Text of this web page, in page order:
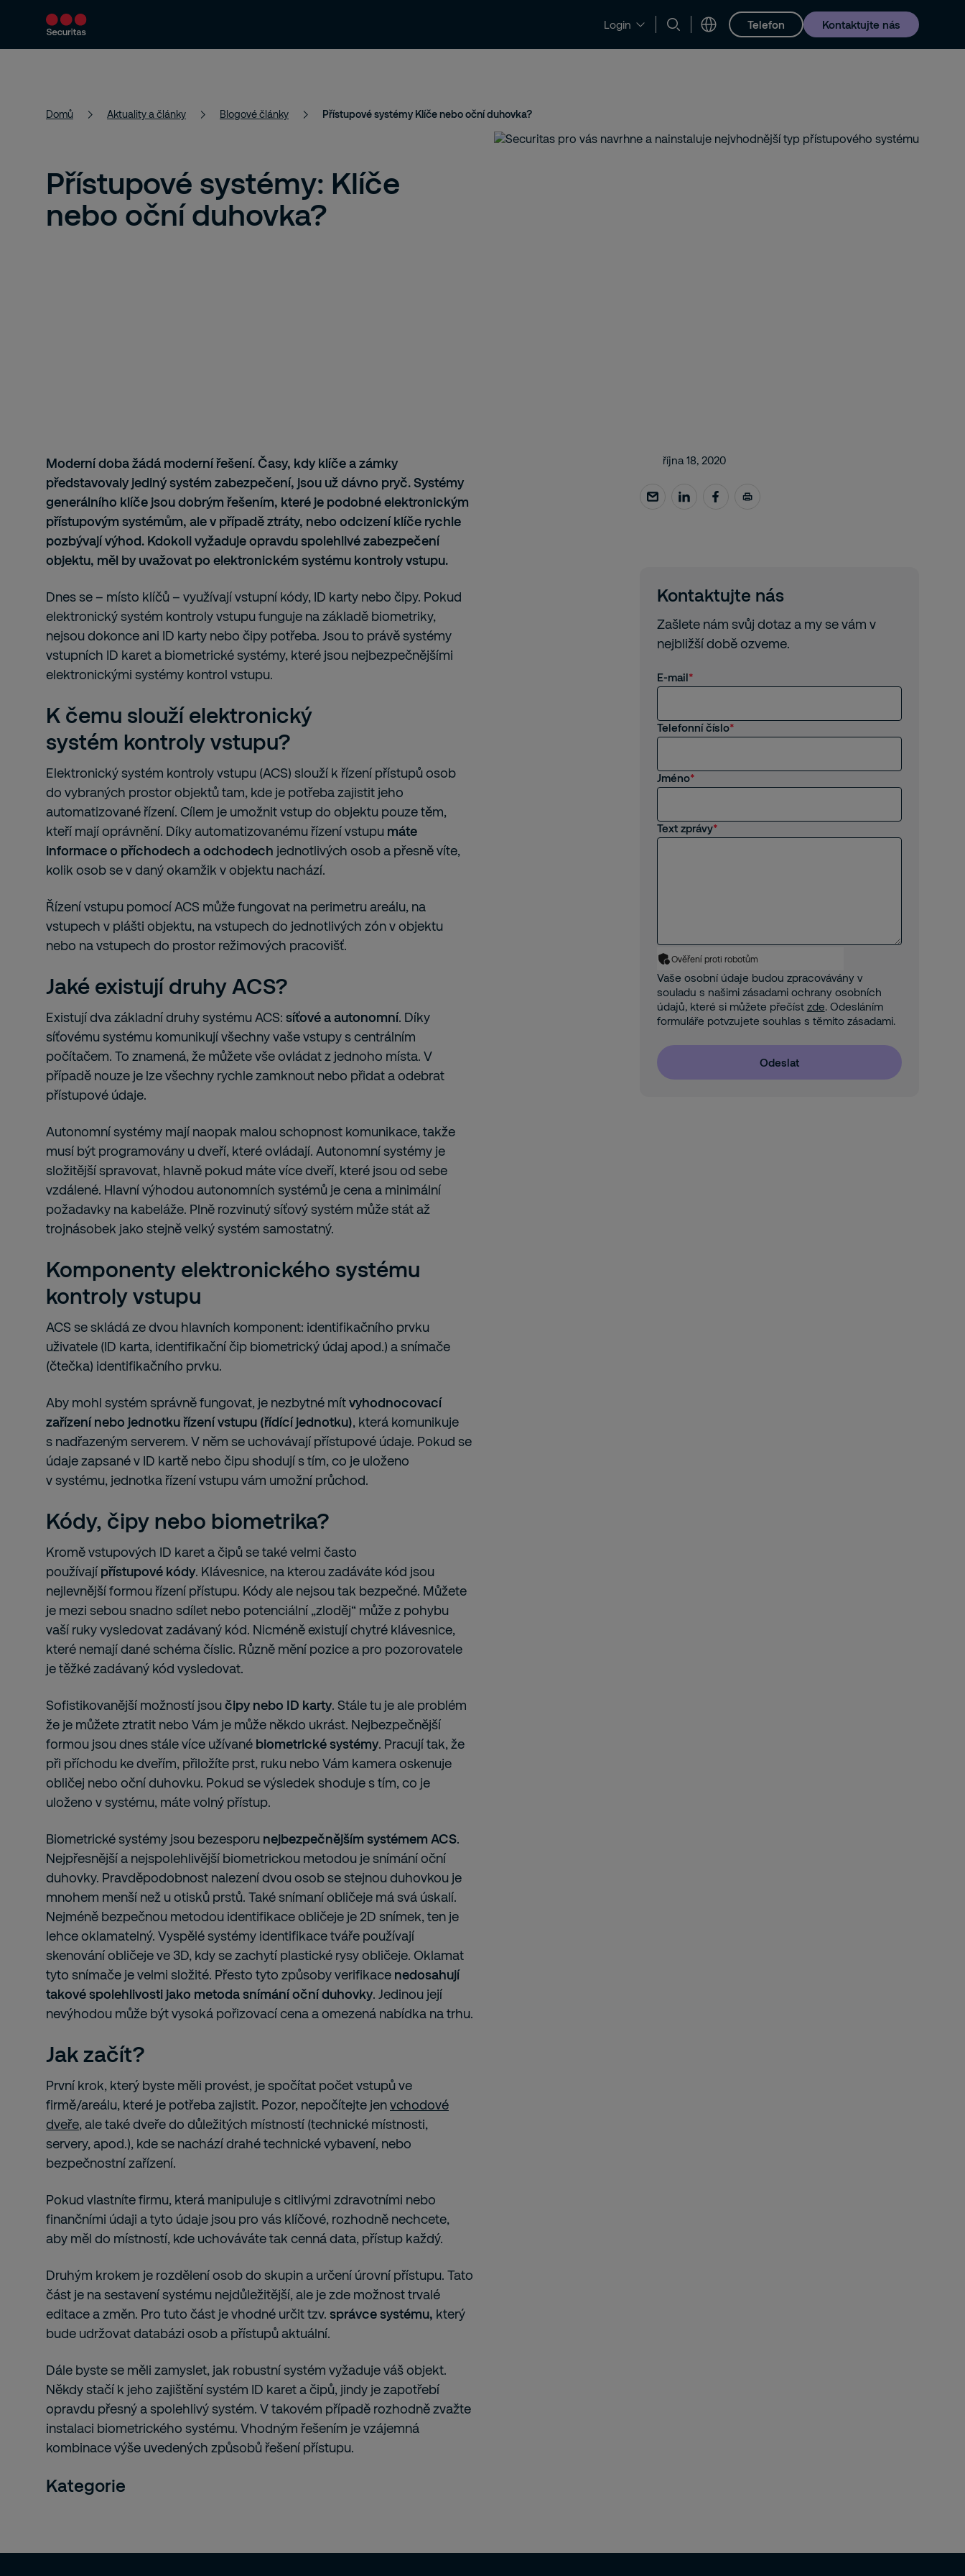
Login Telefon Kontaktujte nás
Bezpečnostní řešení Aktuality a články Kontakty a podpora Kariéra
Domů Aktuality a články Blogové články Přístupové systémy Klíče nebo oční duhovka?
Přístupové systémy: Klíče
nebo oční duhovka?
Moderní doba žádá moderní řešení. Časy, kdy klíče a zámky
představovaly jediný systém zabezpečení, jsou už dávno pryč. Systémy
generálního klíče jsou dobrým řešením, které je podobné elektronickým
přístupovým systémům, ale v případě ztráty, nebo odcizení klíče rychle
pozbývají výhod. Kdokoli vyžaduje opravdu spolehlivé zabezpečení
objektu, měl by uvažovat po elektronickém systému kontroly vstupu.
Dnes se – místo klíčů – využívají vstupní kódy, ID karty nebo čipy. Pokud
elektronický systém kontroly vstupu funguje na základě biometriky,
nejsou dokonce ani ID karty nebo čipy potřeba. Jsou to právě systémy
vstupních ID karet a biometrické systémy, které jsou nejbezpečnějšími
elektronickými systémy kontrol vstupu.
K čemu slouží elektronický
systém kontroly vstupu?
Elektronický systém kontroly vstupu (ACS) slouží k řízení přístupů osob
do vybraných prostor objektů tam, kde je potřeba zajistit jeho
automatizované řízení. Cílem je umožnit vstup do objektu pouze těm,
kteří mají oprávnění. Díky automatizovanému řízení vstupu máte
informace o příchodech a odchodech jednotlivých osob a přesně víte,
kolik osob se v daný okamžik v objektu nachází.
Řízení vstupu pomocí ACS může fungovat na perimetru areálu, na
vstupech v plášti objektu, na vstupech do jednotlivých zón v objektu
nebo na vstupech do prostor režimových pracovišť.
Jaké existují druhy ACS?
Existují dva základní druhy systému ACS: síťové a autonomní. Díky
síťovému systému komunikují všechny vaše vstupy s centrálním
počítačem. To znamená, že můžete vše ovládat z jednoho místa. V
případě nouze je lze všechny rychle zamknout nebo přidat a odebrat
přístupové údaje.
Autonomní systémy mají naopak malou schopnost komunikace, takže
musí být programovány u dveří, které ovládají. Autonomní systémy je
složitější spravovat, hlavně pokud máte více dveří, které jsou od sebe
vzdálené. Hlavní výhodou autonomních systémů je cena a minimální
požadavky na kabeláže. Plně rozvinutý síťový systém může stát až
trojnásobek jako stejně velký systém samostatný.
Komponenty elektronického systému
kontroly vstupu
ACS se skládá ze dvou hlavních komponent: identifikačního prvku
uživatele (ID karta, identifikační čip biometrický údaj apod.) a snímače
(čtečka) identifikačního prvku.
Aby mohl systém správně fungovat, je nezbytné mítvyhodnocovací
zařízení nebo jednotku řízení vstupu (řídící jednotku), která komunikuje
s nadřazeným serverem. V něm se uchovávají přístupové údaje. Pokud se
údaje zapsané v ID kartě nebo čipu shodují s tím, co je uloženo
v systému, jednotka řízení vstupu vám umožní průchod.
Kódy, čipy nebo biometrika?
Kromě vstupových ID karet a čipů se také velmi často
používají přístupové kódy. Klávesnice, na kterou zadáváte kód jsou
nejlevnější formou řízení přístupu. Kódy ale nejsou tak bezpečné. Můžete
je mezi sebou snadno sdílet nebo potenciální „zloděj“ může z pohybu
vaší ruky vysledovat zadávaný kód. Nicméně existují chytré klávesnice,
které nemají dané schéma číslic. Různě mění pozice a pro pozorovatele
je těžké zadávaný kód vysledovat.
Sofistikovanější možností jsoučipy nebo ID karty. Stále tu je ale problém
že je můžete ztratit nebo Vám je může někdo ukrást. Nejbezpečnější
formou jsou dnes stále více užívané biometrické systémy. Pracují tak, že
při příchodu ke dveřím, přiložíte prst, ruku nebo Vám kamera oskenuje
obličej nebo oční duhovku. Pokud se výsledek shoduje s tím, co je
uloženo v systému, máte volný přístup.
Biometrické systémy jsou bezesporu nejbezpečnějším systémem ACS.
Nejpřesnější a nejspolehlivější biometrickou metodou je snímání oční
duhovky. Pravděpodobnost nalezení dvou osob se stejnou duhovkou je
mnohem menší než u otisků prstů. Také snímaní obličeje má svá úskalí.
Nejméně bezpečnou metodou identifikace obličeje je 2D snímek, ten je
lehce oklamatelný. Vyspělé systémy identifikace tváře používají
skenování obličeje ve 3D, kdy se zachytí plastické rysy obličeje. Oklamat
tyto snímače je velmi složité. Přesto tyto způsoby verifikace nedosahují
takové spolehlivosti jako metoda snímání oční duhovky. Jedinou její
nevýhodou může být vysoká pořizovací cena a omezená nabídka na trhu.
Jak začít?
První krok, který byste měli provést, je spočítat počet vstupů ve
firmě/areálu, které je potřeba zajistit. Pozor, nepočítejte jenvchodové
dveře, ale také dveře do důležitých místností (technické místnosti,
servery, apod.), kde se nachází drahé technické vybavení, nebo
bezpečnostní zařízení.
Pokud vlastníte firmu, která manipuluje s citlivými zdravotními nebo
finančními údaji a tyto údaje jsou pro vás klíčové, rozhodně nechcete,
aby měl do místností, kde uchováváte tak cenná data, přístup každý.
Druhým krokem je rozdělení osob do skupin a určení úrovní přístupu. Tato
část je na sestavení systému nejdůležitější, ale je zde možnost trvalé
editace a změn. Pro tuto část je vhodné určit tzv. správce systému, který
bude udržovat databázi osob a přístupů aktuální.
Dále byste se měli zamyslet, jak robustní systém vyžaduje váš objekt.
Někdy stačí k jeho zajištění systém ID karet a čipů, jindy je zapotřebí
opravdu přesný a spolehlivý systém. V takovém případě rozhodně zvažte
instalaci biometrického systému. Vhodným řešením je vzájemná
kombinace výše uvedených způsobů řešení přístupu.
října 18, 2020
Kontaktujte nás
Zašlete nám svůj dotaz a my se vám v
nejbližší době ozveme.
E-mail
Telefonní číslo
Jméno
Text zprávy
Ověření proti robotům
Vaše osobní údaje budou zpracovávány v
souladu s našimi zásadami ochrany osobních
údajů, které si můžete přečíst zde. Odesláním
formuláře potvzujete souhlas s těmito zásadami.
Odeslat
Kategorie